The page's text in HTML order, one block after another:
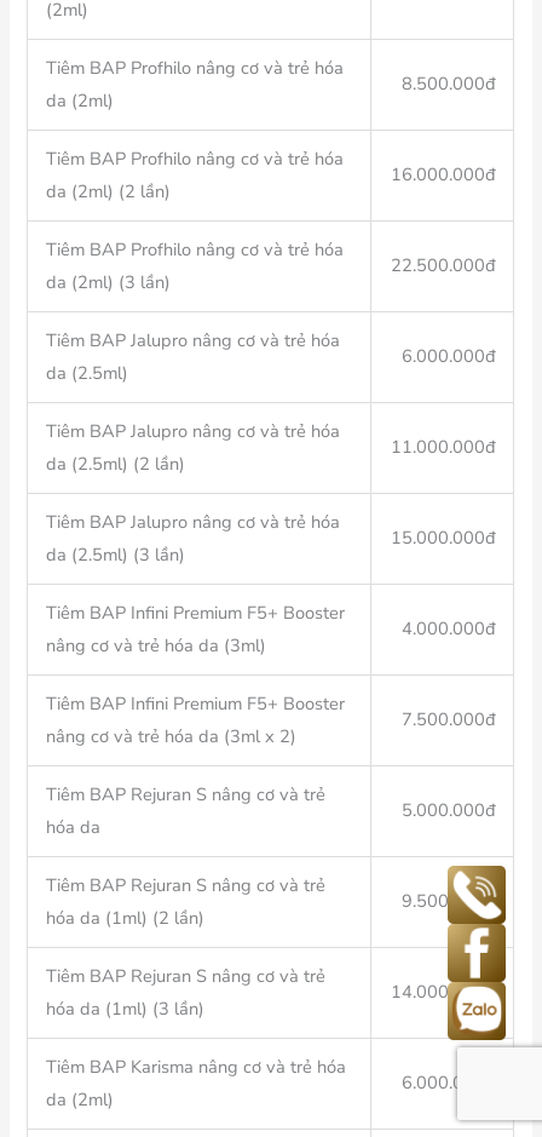
(2ml)
Tiêm BAP Profhilo nâng cơ và trẻ hóa
da (2ml)
8.500.000đ
Tiêm BAP Profhilo nâng cơ và trẻ hóa
da (2ml) (2 lần)
16.000.000đ
Tiêm BAP Profhilo nâng cơ và trẻ hóa
da (2ml) (3 lần)
22.500.000đ
Tiêm BAP Jalupro nâng cơ và trẻ hóa
da (2.5ml)
6.000.000đ
Tiêm BAP Jalupro nâng cơ và trẻ hóa
da (2.5ml) (2 lần)
11.000.000đ
Tiêm BAP Jalupro nâng cơ và trẻ hóa
da (2.5ml) (3 lần)
15.000.000đ
Tiêm BAP Infini Premium F5+ Booster
nâng cơ và trẻ hóa da (3ml)
4.000.000đ
Tiêm BAP Infini Premium F5+ Booster
nâng cơ và trẻ hóa da (3ml x 2)
7.500.000đ
Tiêm BAP Rejuran S nâng cơ và trẻ
hóa da
5.000.000đ
Tiêm BAP Rejuran S nâng cơ và trẻ
hóa da (1ml) (2 lần)
9.500.000đ
Tiêm BAP Rejuran S nâng cơ và trẻ
hóa da (1ml) (3 lần)
14.000.000đ
Tiêm BAP Karisma nâng cơ và trẻ hóa
da (2ml)
6.000.000đ